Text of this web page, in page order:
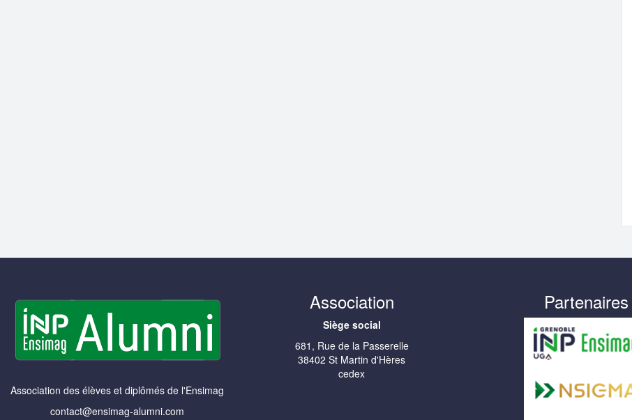
Association des élèves et diplômés de l'Ensimag
contact@ensimag-alumni.com
Association
Siège social
681, Rue de la Passerelle
38402 St Martin d'Hères
cedex
Partenaires